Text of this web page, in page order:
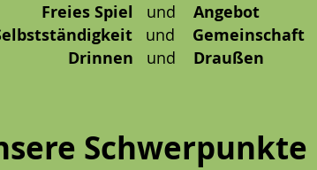
Freies Spiel und Angebot
und Gemeinschaft
Drinnen und Draußen
Schwerpunkte